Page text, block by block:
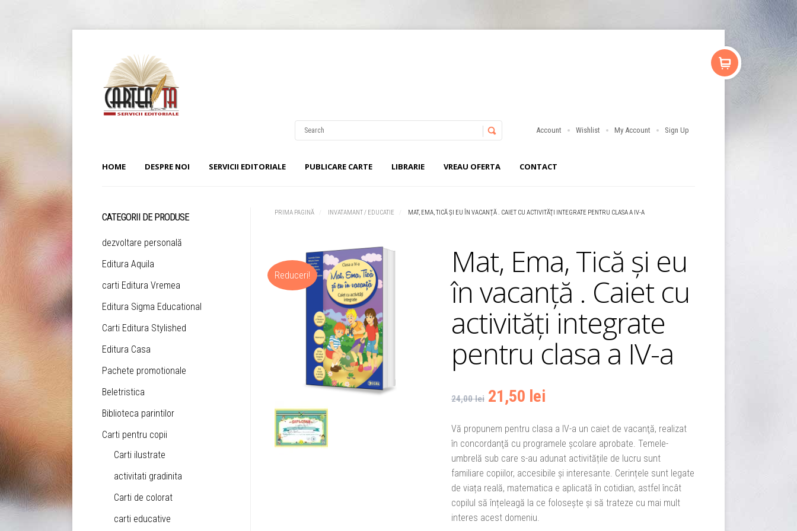
Account Wishlist My Account Sign Up
HOME DESPRE NOI SERVICII EDITORIALE PUBLICARE CARTE LIBRARIE VREAU OFERTA CONTACT
PRIMA PAGINĂ INVATAMANT / EDUCATIE MAT, EMA, TICĂ ŞI EU ÎN VACANŢĂ . CAIET CU ACTIVITĂŢI INTEGRATE PENTRU CLASA A IV-A
Reduceri!
Mat, Ema, Tică şi eu
în vacanţă . Caiet cu
activităţi integrate
pentru clasa a IV-a
24,00lei Prețul
inițial
a
fost:
24,00 lei.
21,50 leiPrețul
curent
este:
21,50 lei.
Vă propunem pentru clasa a IV-a un caiet de vacanţă, realizat
în concordanţă cu programele şcolare aprobate. Temele-
umbrelă sub care s-au adunat activitățile de lucru sunt
familiare copiilor, accesibile şi interesante. Cerințele sunt legate
de viața reală, matematica e aplicată în cotidian, astfel încât
copilul să înțeleagă la ce folosește și să trateze cu mai mult
interes acest domeniu.
CATEGORII DE PRODUSE
dezvoltare personală
Editura Aquila
carti Editura Vremea
Editura Sigma Educational
Carti Editura Stylished
Editura Casa
Pachete promotionale
Beletristica
Biblioteca parintilor
Carti pentru copii
Carti ilustrate
activitati gradinita
Carti de colorat
carti educative
Password
Remember Me